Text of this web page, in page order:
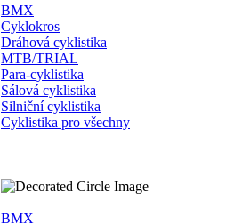
BMX
Cyklokros
Dráhová cyklistika
MTB/TRIAL
Para-cyklistika
Sálová cyklistika
Silniční cyklistika
Cyklistika pro všechny
BMX